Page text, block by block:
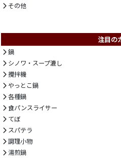
その他
注目の
鍋
シノワ・スープ漉し
攪拌機
やっとこ鍋
各種鍋
食パンスライサー
てぼ
スパテラ
調理小物
湯煎鍋